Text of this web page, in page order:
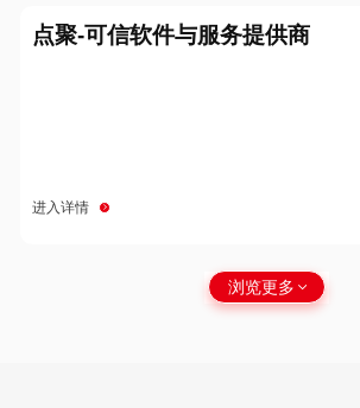
点聚-可信软件与服务提供商
进入详情
浏览更多